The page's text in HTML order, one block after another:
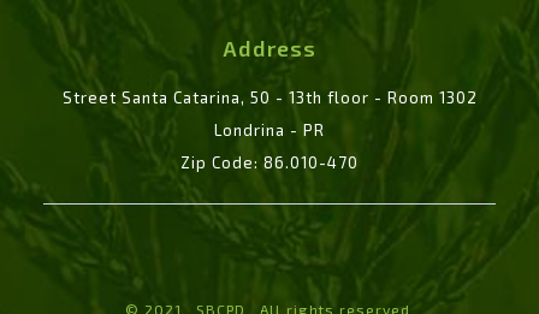
Address
Street Santa Catarina, 50 - 13th floor - Room 1302
Londrina - PR
Zip Code: 86.010-470
© 2021 . SBCPD . All rights reserved.